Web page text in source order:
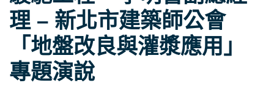
理 – 新北市建築師公會
「地盤改良與灌漿應用」
專題演說